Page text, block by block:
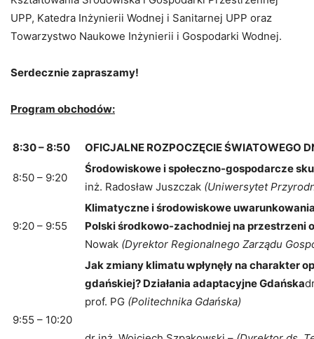
UPP, Katedra Inżynierii Wodnej i Sanitarnej UPP oraz
Towarzystwo Naukowe Inżynierii i Gospodarki Wodnej.
Serdecznie zapraszamy!
Program obchodów:
8:30– 8:50 OFICJALNE ROZPOCZĘCIE ŚWIATOWEGO
8:50 – 9:20
Środowiskowe i społeczno-gospodarcze
inż. Radosław Juszczak (Uniwersytet
9:20 – 9:55
Klimatyczne i środowiskowe
Polski środkowo-zachodniej na przestrzeni
Nowak (Dyrektor Regionalnego Zarządu
9:55 – 10:20
Jak zmiany klimatu wpłynęły na charakter
gdańskiej? Działania adaptacyjne Gdańska
prof. PG (Politechnika Gdańska)